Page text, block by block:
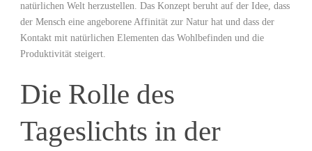
⁣natürlichen Welt ⁣herzustellen. Das​ Konzept beruht​ auf der Idee, dass
der‌ Mensch​ eine​ angeborene Affinität zur Natur ⁣hat‍ und dass der​
Kontakt mit natürlichen Elementen‍ das Wohlbefinden‍ und die
‍Produktivität steigert.
Die Rolle ‌des⁢
Tageslichts in ⁣der